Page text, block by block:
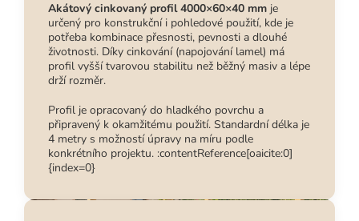
Akátový cinkovaný profil 4000×60×40 mm je
určený pro konstrukční i pohledové použití, kde je
potřeba kombinace přesnosti, pevnosti a dlouhé
životnosti. Díky cinkování (napojování lamel) má
profil vyšší tvarovou stabilitu než běžný masiv a lépe
drží rozměr.
Profil je opracovaný do hladkého povrchu a
připravený k okamžitému použití. Standardní délka je
4 metry s možností úpravy na míru podle
konkrétního projektu. :contentReference[oaicite:0]
{index=0}